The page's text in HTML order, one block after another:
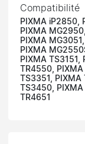
Compatibilité
PIXMA iP2850,
PIXMA
PIXMA
PIXMA
PIXMA
TR4550,
TS3351,
TS3450,
TR4651